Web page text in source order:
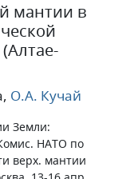
мантии в
, О.А. Кучай
Земли:
НАТО по
верх. мантии